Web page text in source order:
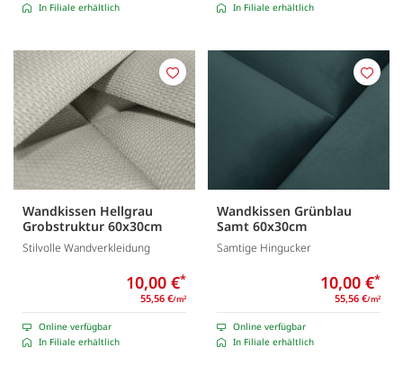
In Filiale erhältlich
In Filiale erhältlich
Wandkissen Hellgrau
Grobstruktur 60x30cm
Stilvolle Wandverkleidung
10,00 €*
55,56 €/m2
Online verfügbar
In Filiale erhältlich
Merken
Wandkissen Grünblau
Samt 60x30cm
Samtige Hingucker
10,00 €*
55,56 €/m2
Online verfügbar
In Filiale erhältlich